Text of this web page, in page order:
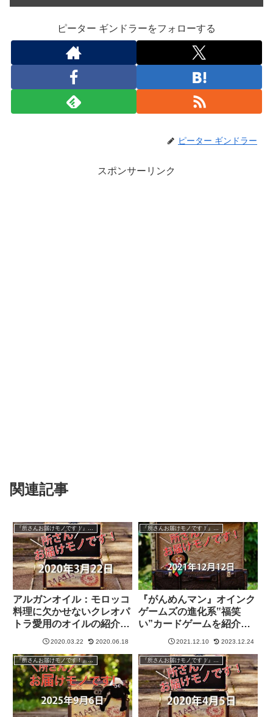
ピーター ギンドラーをフォローする
ピーター ギンドラー
スポンサーリンク
関連記事
アルガンオイル：モロッコ
料理に欠かせないクレオパ
トラ愛用のオイルの紹介
【所さんお届けモノで
2020.03.22 2020.06.18
『がんめんマン』オインク
ゲームズの進化系‟福笑
い”カードゲームを紹介
【所さんお届けモノで
2021.12.10 2023.12.24
『所さんお届けモノです！』過去の紹介品